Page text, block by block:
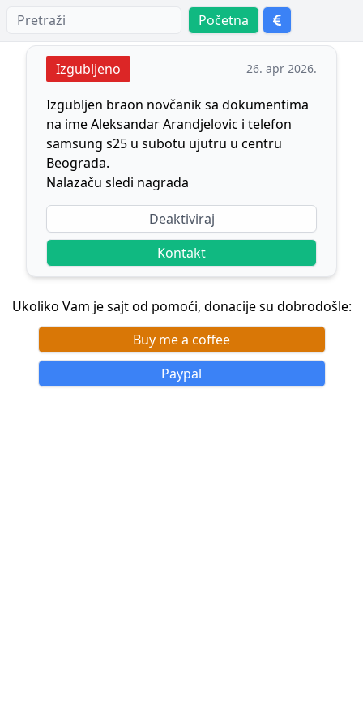
Početna
Izgubljeno 26. apr 2026.
Izgubljen braon novčanik sa dokumentima
na ime Aleksandar Arandjelovic i telefon
samsung s25 u subotu ujutru u centru
Beograda.
Nalazaču sledi nagrada
Deaktiviraj
Kontakt
Ukoliko Vam je sajt od pomoći, donacije su dobrodošle:
Buy me a coffee
Paypal